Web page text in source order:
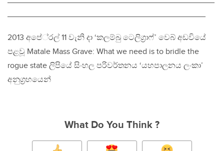
2013 අපේ‍්‍රල් 11 වැනි දා ‘කලම්බු ටෙලිග‍්‍රාෆ්’ වෙබ් අඩවියේ
පළවූ Matale Mass Grave: What we need is to bridle the
rogue state ලිපියේ සිංහල පරිවර්තනය ‘යහපාලනය ලංකා’
අනුග‍්‍රහයෙන්
What Do You Think ?